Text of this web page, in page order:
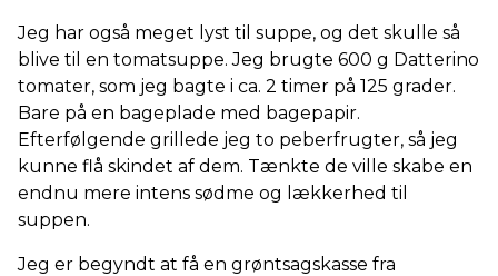
Jeg har også meget lyst til suppe, og det skulle så
blive til en tomatsuppe. Jeg brugte 600 g Datterino
tomater, som jeg bagte i ca. 2 timer på 125 grader.
Bare på en bageplade med bagepapir.
Efterfølgende grillede jeg to peberfrugter, så jeg
kunne flå skindet af dem. Tænkte de ville skabe en
endnu mere intens sødme og lækkerhed til
suppen.
Jeg er begyndt at få en grøntsagskasse fra